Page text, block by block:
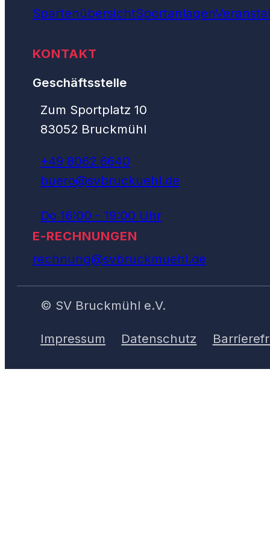
SpartenübersichtSportanlagen
KONTAKT
Geschäftsstelle
Zum Sportplatz 10
83052 Bruckmühl
+49 8062 6640
buero@svbruckuehl.de
Do 16:00 - 19:00 Uhr
E-RECHNUNGEN
rechnung@svbruckmuehl.de
© SV Bruckmühl e.V.
Impressum Datenschutz